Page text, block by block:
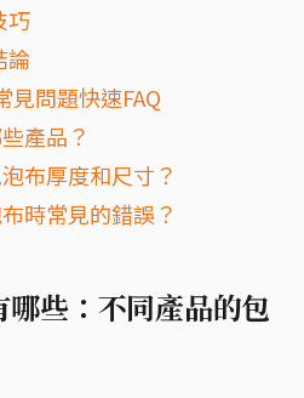
巧
論
見問題快速FAQ
產品？
布厚度和尺寸？
時常見的錯誤？
些：不同產品的包